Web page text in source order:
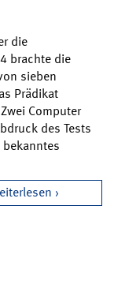
die
brachte die
sieben
Prädikat
Computer
des Tests